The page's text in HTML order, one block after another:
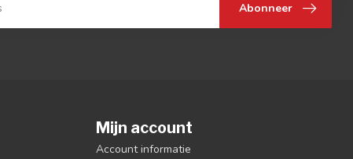
Abonneer
Mijn account
Account informatie